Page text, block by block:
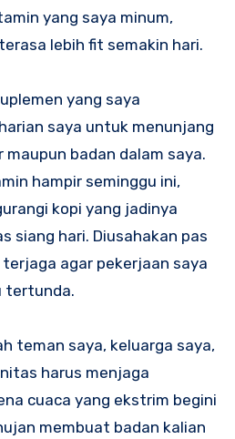
yang saya minum,
lebih fit semakin hari.
yang saya
saya untuk menunjang
badan dalam saya.
hampir seminggu ini,
kopi yang jadinya
siang hari. Diusahakan pas
agar pekerjaan saya
tertunda.
teman saya, keluarga saya,
harus menjaga
cuaca yang ekstrim begini
membuat badan kalian